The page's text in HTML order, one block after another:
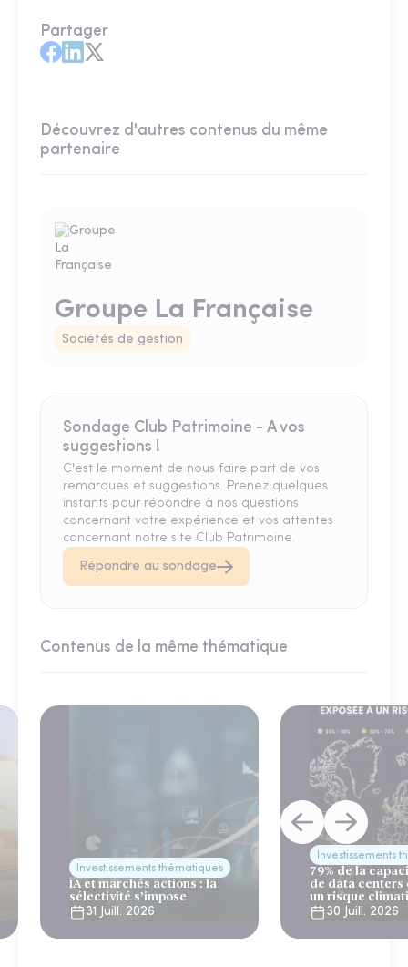
Partager
Découvrez d'autres contenus du même
partenaire
Groupe La Française
Sociétés de gestion
Sondage Club Patrimoine - A vos
suggestions !
C'est le moment de nous faire part de vos
remarques et suggestions. Prenez quelques
instants pour répondre à nos questions
concernant votre expérience et vos attentes
concernant notre site Club Patrimoine.
Répondre au sondage
Contenus de la même thématique
Investissements thématiques
IA et marchés actions : la
sélectivité s’impose
31 Juill. 2026
Investissements
79% de la
de data centers
un risque
30 Juill. 2026